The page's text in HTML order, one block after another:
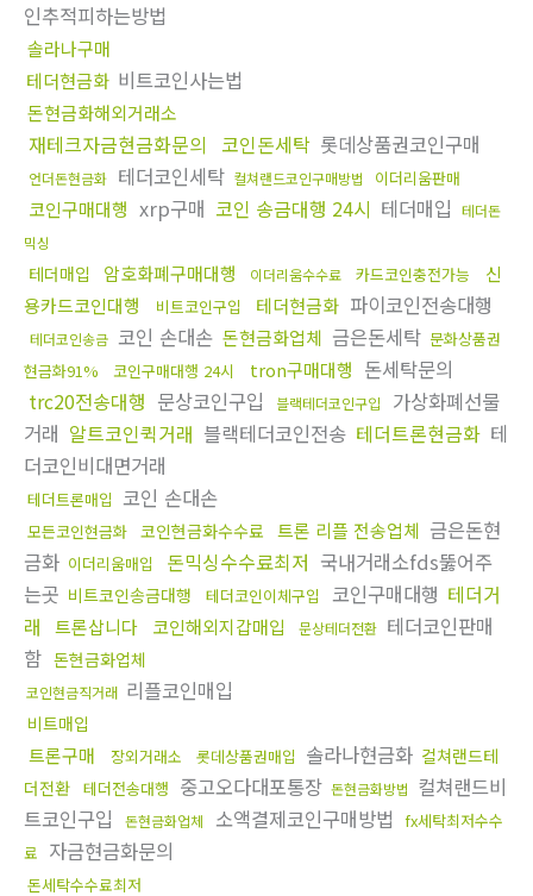
인추적피하는방법
솔라나구매
테더현금화 비트코인사는법
돈현금화해외거래소
재테크자금현금화문의 코인돈세탁 롯데상품권코인구매
언더돈현금화 테더코인세탁 컬쳐랜드코인구매방법 이더리움판매
코인구매대행 xrp구매 코인 송금대행 24시 테더매입 테더돈
믹싱
테더매입 암호화폐구매대행 이더리움수수료 카드코인충전가능
신
용카드코인대행
비트코인구입 테더현금화 파이코인전송대행
테더코인송금 코인 손대손 돈현금화업체 금은돈세탁 문화상품권
현금화91%
코인구매대행 24시 tron구매대행 돈세탁문의
trc20전송대행 문상코인구입 블랙테더코인구입
가상화폐선물
거래 알트코인퀵거래 블랙테더코인전송 테더트론현금화 테
더코인비대면거래
테더트론매입 코인 손대손
모든코인현금화 코인현금화수수료 트론 리플 전송업체 금은돈현
금화 이더리움매입 돈믹싱수수료최저 국내거래소fds뚫어주
는곳 비트코인송금대행 테더코인이체구입 코인구매대행 테더거
래
트론삽니다 코인해외지갑매입 문상테더전환 테더코인판매
함 돈현금화업체
코인현금직거래 리플코인매입
비트매입
트론구매 장외거래소 롯데상품권매입 솔라나현금화 컬쳐랜드테
더전환 테더전송대행 중고오다대포통장 돈현금화방법 컬쳐랜드비
트코인구입
돈현금화업체 소액결제코인구매방법 fx세탁최저수수
료 자금현금화문의
돈세탁수수료최저